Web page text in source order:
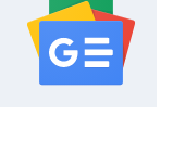
serwisu